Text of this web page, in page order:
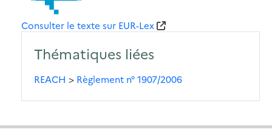
Consulter le texte sur EUR-Lex
Thématiques liées
REACH > Règlement n° 1907/2006